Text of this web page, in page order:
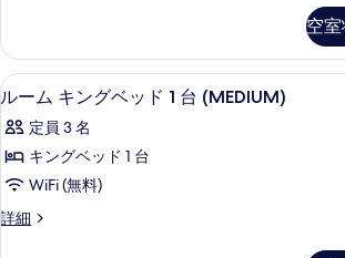
示
す
る
ー
ビ
ュ
ー
(MEDIUM)
の
す
ー
ム
リ
ー
ビ
ー
(MEDIUM)
の
空
ル
ー
ム
キ
グ
7
ルーム キングベッド 1 台 (MEDIUM)
定員 3 名
キングベッド 1 台
WiFi (無料)
詳細
ル